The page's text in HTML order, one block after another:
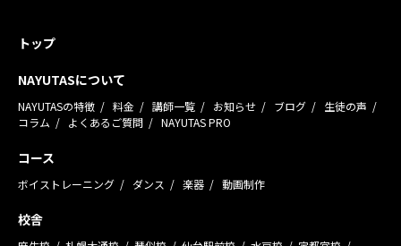
トップ
NAYUTASについて
NAYUTASの特徴 料金 講師一覧 お知らせ ブログ
生徒の声
コラム
よくあるご質問 NAYUTAS PRO
コース
ボイストレーニング ダンス 楽器 動画制作
校舎